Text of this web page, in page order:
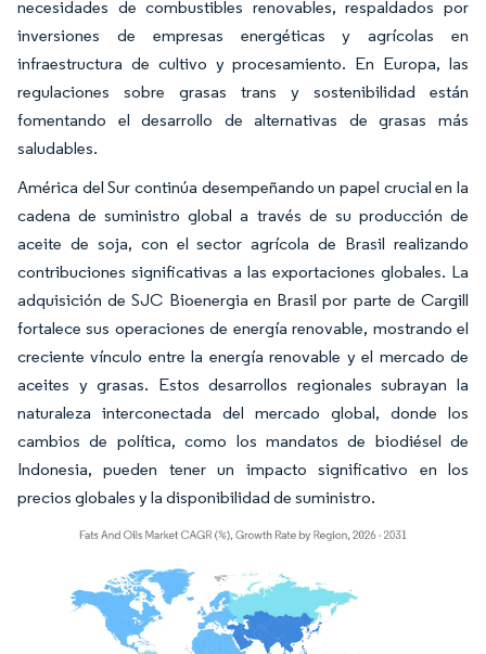
necesidades de combustibles renovables, respaldados por
inversiones de empresas energéticas y agrícolas en
infraestructura de cultivo y procesamiento. En Europa, las
regulaciones sobre grasas trans y sostenibilidad están
fomentando el desarrollo de alternativas de grasas más
saludables.
América del Sur continúa desempeñando un papel crucial en la
cadena de suministro global a través de su producción de
aceite de soja, con el sector agrícola de Brasil realizando
contribuciones significativas a las exportaciones globales. La
adquisición de SJC Bioenergia en Brasil por parte de Cargill
fortalece sus operaciones de energía renovable, mostrando el
creciente vínculo entre la energía renovable y el mercado de
aceites y grasas. Estos desarrollos regionales subrayan la
naturaleza interconectada del mercado global, donde los
cambios de política, como los mandatos de biodiésel de
Indonesia, pueden tener un impacto significativo en los
precios globales y la disponibilidad de suministro.